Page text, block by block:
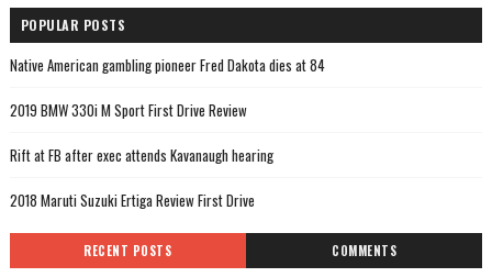
POPULAR POSTS
Native American gambling pioneer Fred Dakota dies at 84
2019 BMW 330i M Sport First Drive Review
Rift at FB after exec attends Kavanaugh hearing
2018 Maruti Suzuki Ertiga Review First Drive
RECENT POSTS COMMENTS